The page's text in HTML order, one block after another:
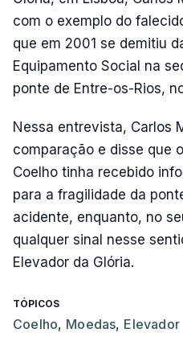
com o exemplo do
que em 2001 se demitiu
Equipamento Social na
ponte de Entre-os-Rios,
Nessa entrevista, Carlos
comparação e disse que
Coelho tinha recebido
para a fragilidade da
acidente, enquanto, no
qualquer sinal nesse
Elevador da Glória.
TÓPICOS
Coelho, Moedas, Elevador